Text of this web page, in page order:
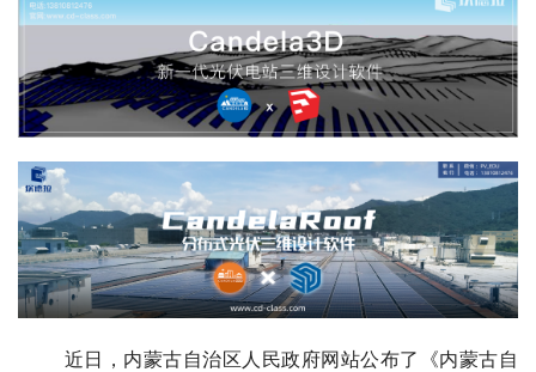
近日，内蒙古自治区人民政府网站公布了《内蒙古自